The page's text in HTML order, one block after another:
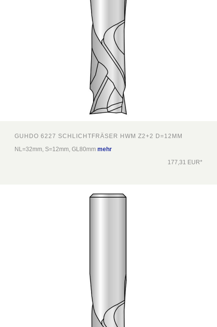
GUHDO 6227 SCHLICHTFRÄSER HWM Z2+2 D=12MM
NL=32mm, S=12mm, GL80mm mehr
177,31 EUR*